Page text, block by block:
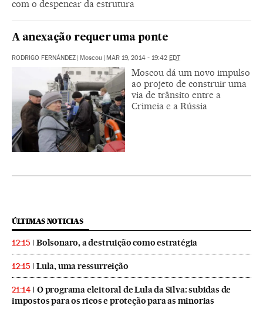
com o despencar da estrutura
A anexação requer uma ponte
RODRIGO FERNÁNDEZ | Moscou | MAR 19, 2014 - 19:42 EDT
Moscou dá um novo impulso
ao projeto de construir uma
via de trânsito entre a
Crimeia e a Rússia
ÚLTIMAS NOTICIAS
12:15 Bolsonaro, a destruição como estratégia
12:15 Lula, uma ressurreição
21:14
O programa eleitoral de Lula da Silva: subidas de
impostos para os ricos e proteção para as minorias